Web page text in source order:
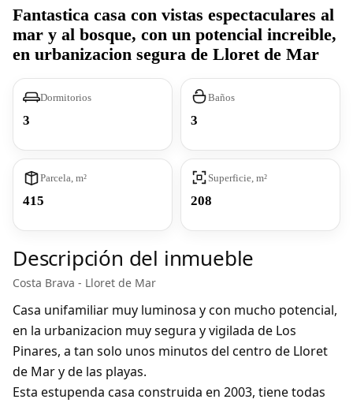
Fantastica casa con vistas espectaculares al
mar y al bosque, con un potencial increible,
en urbanizacion segura de Lloret de Mar
Dormitorios
3
Baños
3
Parcela, m²
415
Superficie, m²
208
Descripción del inmueble
Costa Brava - Lloret de Mar
Casa unifamiliar muy luminosa y con mucho potencial,
en la urbanizacion muy segura y vigilada de Los
Pinares, a tan solo unos minutos del centro de Lloret
de Mar y de las playas.
Esta estupenda casa construida en 2003, tiene todas